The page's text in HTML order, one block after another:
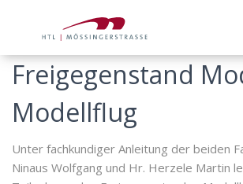
Freigegenstand
Modellflug
Unter fachkundiger Anleitung der beiden
Ninaus Wolfgang und Hr. Herzele Martin